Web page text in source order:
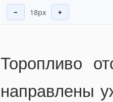
− 18px +
Торопливо
направлены